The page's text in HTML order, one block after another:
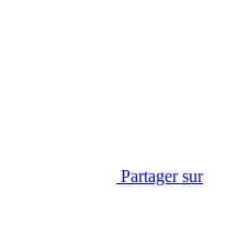
Partager sur